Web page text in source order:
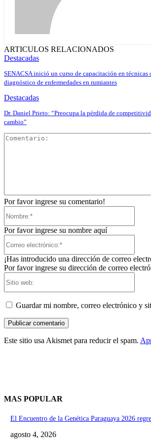
ARTICULOS RELACIONADOS
Destacadas
SENACSA inició un curso de capacitación en técnicas
diagnóstico de enfermedades en rumiantes
Destacadas
Dr. Daniel Prieto: “Preocupa la pérdida de
cambio”
Por favor ingrese su comentario!
Por favor ingrese su nombre aquí
¡Has introducido una dirección de correo
Por favor ingrese su dirección de correo
Guardar mi nombre, correo electrónico y
Este sitio usa Akismet para reducir el spam.
MAS POPULAR
El Encuentro de la Genética Paraguaya 2026
agosto 4, 2026